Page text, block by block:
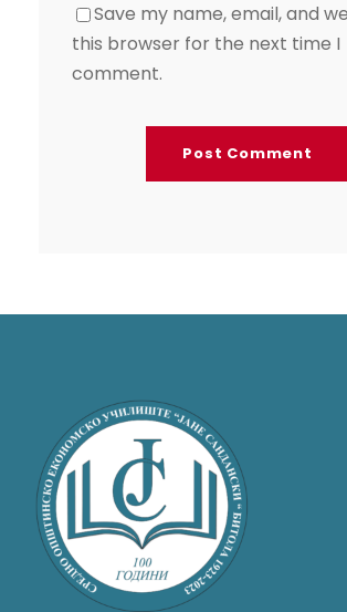
Save my name, email, and
this browser for the next time I
comment.